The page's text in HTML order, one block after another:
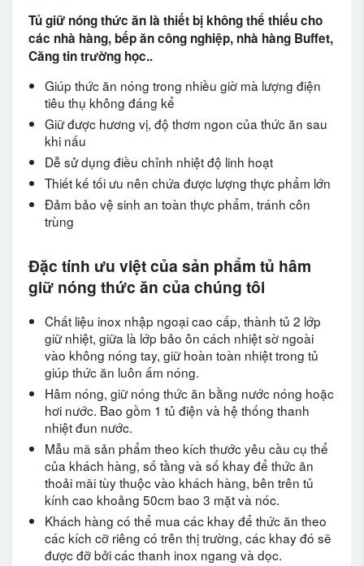
Tủ giữ nóng thức ăn là thiết bị không thể thiếu cho
các nhà hàng, bếp ăn công nghiệp, nhà hàng Buffet,
Căng tin trường học..
Giúp thức ăn nóng trong nhiều giờ mà lượng điện
tiêu thụ không đáng kể
Giữ được hương vị, độ thơm ngon của thức ăn sau
khi nấu
Dễ sử dụng điều chỉnh nhiệt độ linh hoạt
Thiết kế tối ưu nên chứa được lượng thực phẩm lớn
Đảm bảo vệ sinh an toàn thực phẩm, tránh côn
trùng
Đặc tính ưu việt của sản phẩm tủ hâm
giữ nóng thức ăn của chúng tôi
Chất liệu inox nhập ngoại cao cấp, thành tủ 2 lớp
giữ nhiệt, giữa là lớp bảo ôn cách nhiệt sờ ngoài
vào không nóng tay, giữ hoàn toàn nhiệt trong tủ
giúp thức ăn luôn ấm nóng.
Hâm nóng, giữ nóng thức ăn bằng nước nóng hoặc
hơi nước. Bao gồm 1 tủ điện và hệ thống thanh
nhiệt đun nước.
Mẫu mã sản phẩm theo kích thước yêu cầu cụ thể
của khách hàng, số tầng và số khay để thức ăn
thoải mãi tùy thuộc vào khách hàng, bên trên tủ
kính cao khoảng 50cm bao 3 mặt và nóc.
Khách hàng có thể mua các khay để thức ăn theo
các kích cỡ riêng có trên thị trường, các khay đó sẽ
được đỡ bởi các thanh inox ngang và dọc.